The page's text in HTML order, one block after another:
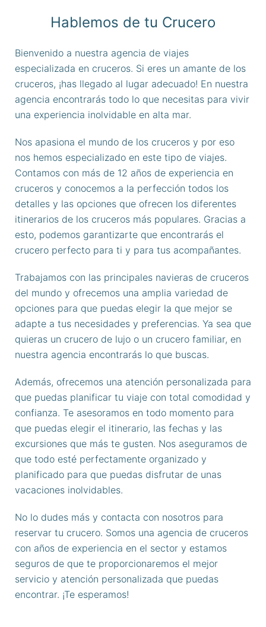
Hablemos de tu Crucero
Bienvenido a nuestra agencia de viajes
especializada en cruceros. Si eres un amante de los
cruceros, ¡has llegado al lugar adecuado! En nuestra
agencia encontrarás todo lo que necesitas para vivir
una experiencia inolvidable en alta mar.
Nos apasiona el mundo de los cruceros y por eso
nos hemos especializado en este tipo de viajes.
Contamos con más de 12 años de experiencia en
cruceros y conocemos a la perfección todos los
detalles y las opciones que ofrecen los diferentes
itinerarios de los cruceros más populares. Gracias a
esto, podemos garantizarte que encontrarás el
crucero perfecto para ti y para tus acompañantes.
Trabajamos con las principales navieras de cruceros
del mundo y ofrecemos una amplia variedad de
opciones para que puedas elegir la que mejor se
adapte a tus necesidades y preferencias. Ya sea que
quieras un crucero de lujo o un crucero familiar, en
nuestra agencia encontrarás lo que buscas.
Además, ofrecemos una atención personalizada para
que puedas planificar tu viaje con total comodidad y
confianza. Te asesoramos en todo momento para
que puedas elegir el itinerario, las fechas y las
excursiones que más te gusten. Nos aseguramos de
que todo esté perfectamente organizado y
planificado para que puedas disfrutar de unas
vacaciones inolvidables.
No lo dudes más y contacta con nosotros para
reservar tu crucero. Somos una agencia de cruceros
con años de experiencia en el sector y estamos
seguros de que te proporcionaremos el mejor
servicio y atención personalizada que puedas
encontrar. ¡Te esperamos!